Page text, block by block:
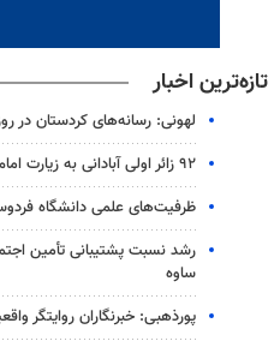
تازه‌ترین اخبار
لهونی: رسانه‌های کردستان در
۹۲ زائر اولی آبادانی به زیارت امام هشتم اعزام شدند
ظرفیت‌های علمی دانشگاه
ساوه
پورذهبی: خبرنگاران روایتگر